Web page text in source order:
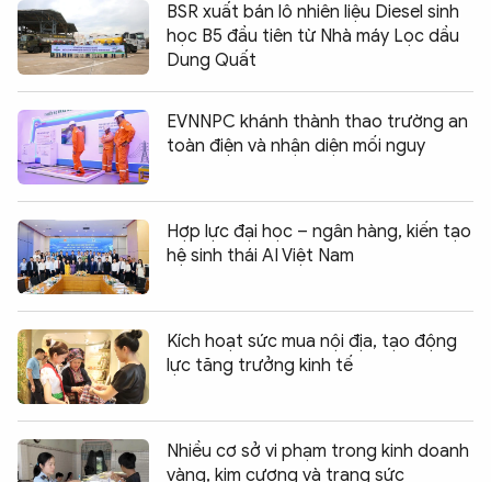
BSR xuất bán lô nhiên liệu Diesel sinh
học B5 đầu tiên từ Nhà máy Lọc dầu
Dung Quất
EVNNPC khánh thành thao trường an
toàn điện và nhận diện mối nguy
Hợp lực đại học – ngân hàng, kiến tạo
hệ sinh thái AI Việt Nam
Kích hoạt sức mua nội địa, tạo động
lực tăng trưởng kinh tế
Nhiều cơ sở vi phạm trong kinh doanh
vàng, kim cương và trang sức